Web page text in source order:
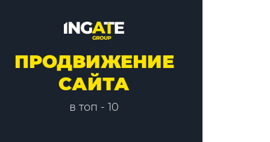
ПРОДВИЖЕНИЕ
САЙТА
в топ - 10